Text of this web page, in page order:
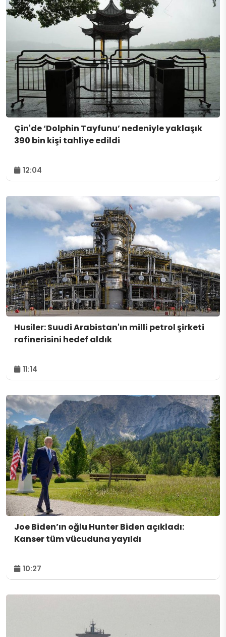
Çin'de ‘Dolphin Tayfunu’ nedeniyle yaklaşık
390 bin kişi tahliye edildi
12:04
Husiler: Suudi Arabistan'ın milli petrol şirketi
rafinerisini hedef aldık
11:14
Joe Biden’ın oğlu Hunter Biden açıkladı:
Kanser tüm vücuduna yayıldı
10:27